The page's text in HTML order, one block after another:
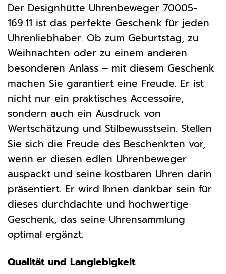
Der Designhütte Uhrenbeweger 70005-
169.11 ist das perfekte Geschenk für jeden
Uhrenliebhaber. Ob zum Geburtstag, zu
Weihnachten oder zu einem anderen
besonderen Anlass – mit diesem Geschenk
machen Sie garantiert eine Freude. Er ist
nicht nur ein praktisches Accessoire,
sondern auch ein Ausdruck von
Wertschätzung und Stilbewusstsein. Stellen
Sie sich die Freude des Beschenkten vor,
wenn er diesen edlen Uhrenbeweger
auspackt und seine kostbaren Uhren darin
präsentiert. Er wird Ihnen dankbar sein für
dieses durchdachte und hochwertige
Geschenk, das seine Uhrensammlung
optimal ergänzt.
Qualität und Langlebigkeit